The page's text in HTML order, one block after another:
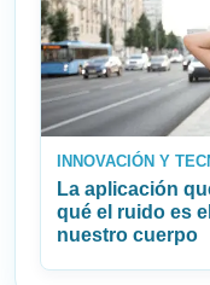
INNOVACIÓN Y
La aplicación
qué el ruido es
nuestro cuerpo